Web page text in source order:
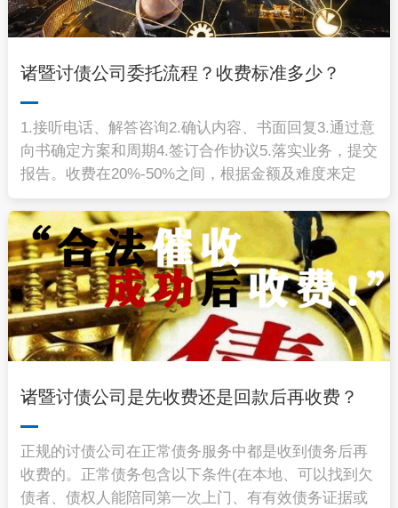
诸暨讨债公司委托流程？收费标准多少？
1.接听电话、解答咨询2.确认内容、书面回复3.通过意
向书确定方案和周期4.签订合作协议5.落实业务，提交
报告。收费在20%-50%之间，根据金额及难度来定
诸暨讨债公司是先收费还是回款后再收费？
正规的讨债公司在正常债务服务中都是收到债务后再
收费的。正常债务包含以下条件(在本地、可以找到欠
债者、债权人能陪同第一次上门、有有效债务证据或